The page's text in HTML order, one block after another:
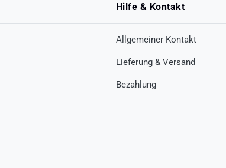
Hilfe & Kontakt
Allgemeiner Kontakt
Lieferung & Versand
Bezahlung